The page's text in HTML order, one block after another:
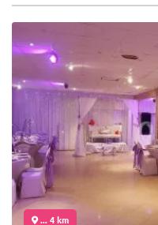
... 4 km